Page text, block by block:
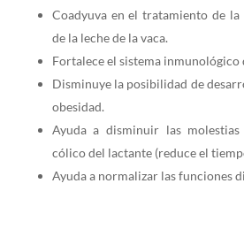
Coadyuva en el tratamiento de
de la leche de la vaca.
Fortalece el sistema inmunológico
Disminuye la posibilidad de
obesidad.
Ayuda a disminuir las
cólico del lactante (reduce el
Ayuda a normalizar las funciones